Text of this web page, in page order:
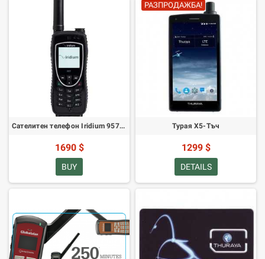
Сателитен телефон Iridium 9575 PTT
1690 $
BUY
РАЗПРОДАЖБА!
Турая X5-Тъч
1299 $
DETAILS